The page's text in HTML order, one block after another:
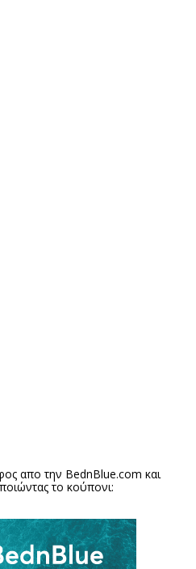
απο την BednBlue.com και
το κούπονι: